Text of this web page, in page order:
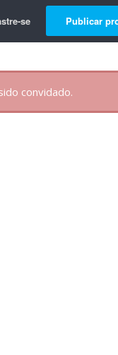
se Publicar
convidado.